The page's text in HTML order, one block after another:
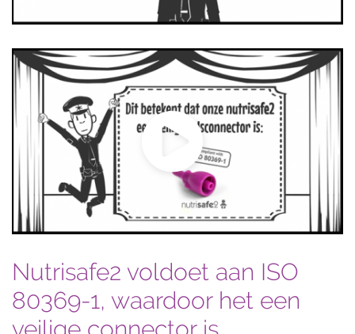
Nutrisafe2 voldoet aan ISO
80369-1, waardoor het een